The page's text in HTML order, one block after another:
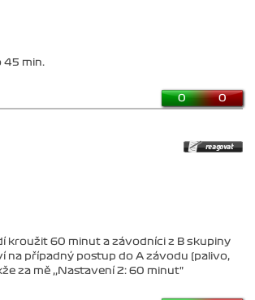
45 min.
0 0
kroužit 60 minut a závodníci z B skupiny
na případný postup do A závodu (palivo,
za mě ,,Nastavení 2: 60 minut"